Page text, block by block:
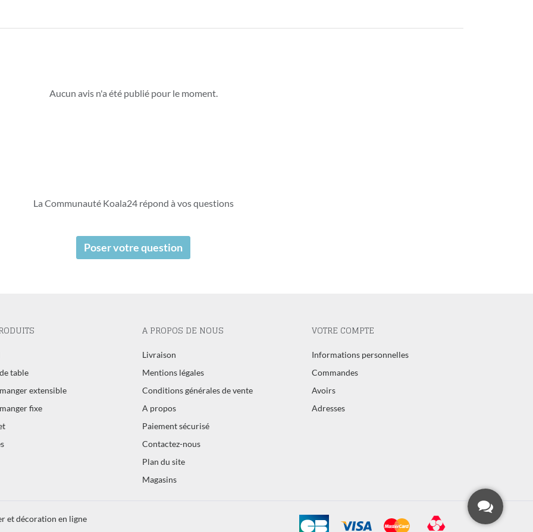
Aucun avis n'a été publié pour le moment.
La Communauté Koala24 répond à vos questions
Poser votre question
table
extensible
fixe
A PROPOS DE NOUS
Livraison
Mentions légales
Conditions générales de vente
A propos
Paiement sécurisé
Contactez-nous
Plan du site
Magasins
VOTRE COMPTE
Informations personnelles
Commandes
Avoirs
Adresses
et décoration en ligne